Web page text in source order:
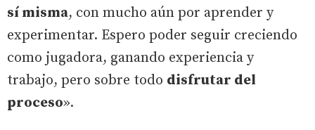
sí misma, con mucho aún por aprender y
experimentar. Espero poder seguir creciendo
como jugadora, ganando experiencia y
trabajo, pero sobre todo disfrutar del
proceso».